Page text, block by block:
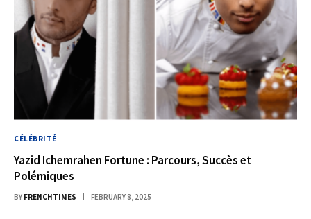
CÉLÉBRITÉ
Yazid Ichemrahen Fortune : Parcours, Succès et
Polémiques
BY FRENCHTIMES FEBRUARY 8, 2025